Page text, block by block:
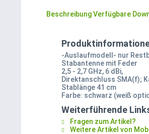
BeschreibungVerfügbare
-Auslaufmodell- nur
Stabantenne mit Feder
2,5 - 2,7 GHz, 6 dBi,
Direktanschluss SMA(f);
Stablänge 41 cm
Farbe: schwarz (weiß
Weiterführende
Fragen zum Artikel?
Weitere Artikel von